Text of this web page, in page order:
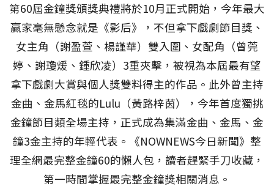
第60屆金鐘獎頒獎典禮將於10月正式開始，今年最大
贏家毫無懸念就是《影后》，不但拿下戲劇節目獎、
女主角（謝盈萱、楊謹華）雙入圍、女配角（曾莞
婷、謝瓊煖、鍾欣凌）3重夾擊，被視為本屆最有望
拿下戲劇大賞與個人獎雙料得主的作品。此外曾主持
金曲、金馬紅毯的Lulu（黃路梓茵），今年首度獨挑
金鐘節目類全場主持，正式成為集滿金曲、金馬、金
鐘3金主持的年輕代表。《NOWNEWS今日新聞》整
理全網最完整金鐘60的懶人包，讀者趕緊手刀收藏，
第一時間掌握最完整金鐘獎相關消息。